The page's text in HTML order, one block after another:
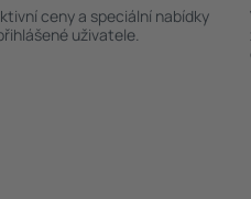
ceny a speciální nabídky
uživatele.